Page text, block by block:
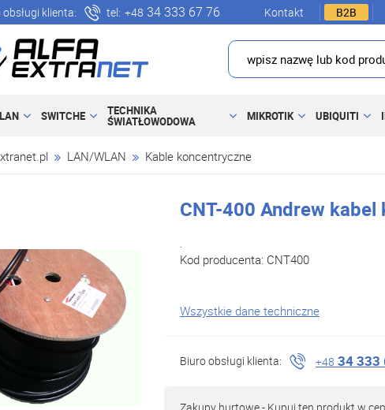
obsługi klienta: tel: +48 34 333 67 76 Kontakt B2B
SWITCHE TECHNIKA
ŚWIATŁOWODOWA MIKROTIK UBIQUITI
LAN/WLAN Kable koncentryczne
CNT-400 Andrew kabel
.
Kod producenta: CNT400
Wszystkie dane techniczne
Biuro obsługi klienta: +48 34 333